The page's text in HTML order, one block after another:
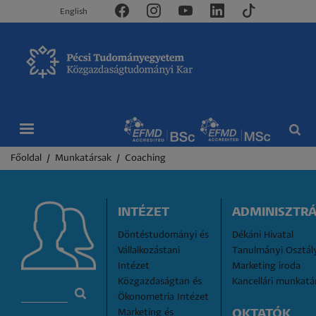
English
Morzsa
Főoldal Munkatársak Coaching
INTÉZET
Döntéstudományi és
Vállalkozástani
Intézet
Közgazdaságtan és
Ökonometria Intézet
Marketing és
Dékáni Hivatal
Tanulmányi
Marketing iroda
Kancellári